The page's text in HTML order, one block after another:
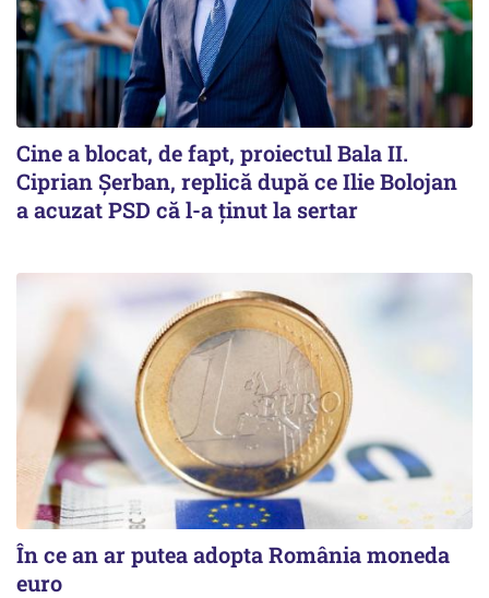
Cine a blocat, de fapt, proiectul Bala II.
Ciprian Șerban, replică după ce Ilie Bolojan
a acuzat PSD că l-a ținut la sertar
În ce an ar putea adopta România moneda
euro